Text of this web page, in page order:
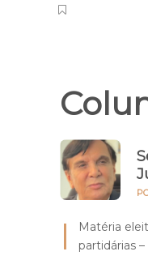
Matéria
partidárias